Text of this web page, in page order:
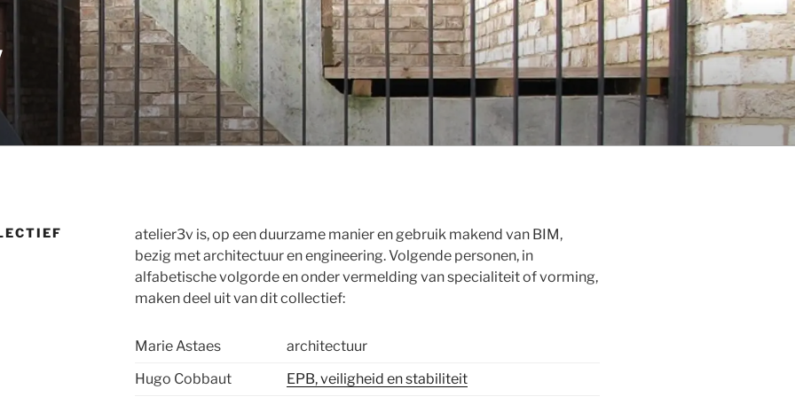
atelier3v is, op een duurzame manier en gebruik makend van BIM,
bezig met architectuur en engineering. Volgende personen, in
alfabetische volgorde en onder vermelding van specialiteit of vorming,
maken deel uit van dit collectief:
Marie Astaes
architectuur
Hugo Cobbaut
EPB, veiligheid en stabiliteit